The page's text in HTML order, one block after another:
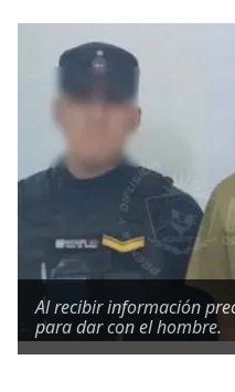
Al recibir información
para dar con el hombre.